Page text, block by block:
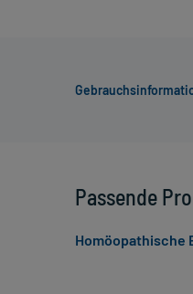
Passende
Homöopathische